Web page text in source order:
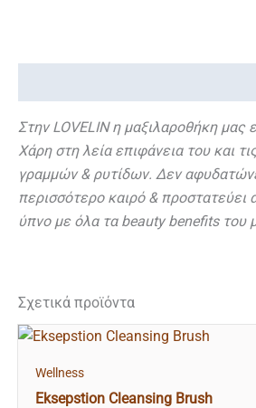
Στην LOVELIΝ η μαξιλαροθήκη μας
Χάρη στη λεία επιφάνεια του και
γραμμών & ρυτίδων. Δεν
περισσότερο καιρό &
ύπνο με όλα τα beauty benefits του
Σχετικά προϊόντα
Wellness
Eksepstion Cleansing Brush